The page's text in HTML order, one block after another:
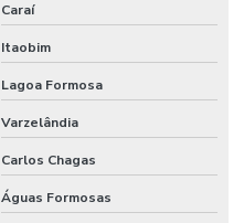
Caraí
Itaobim
Lagoa Formosa
Varzelândia
Carlos Chagas
Águas Formosas